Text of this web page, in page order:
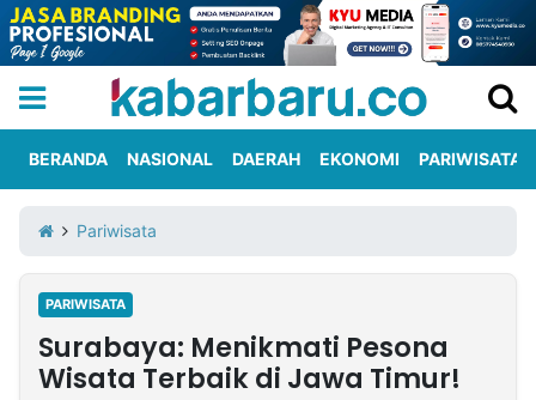
Iklan
Berita
Kami
Nasional
International
Olahraga
Entertainment
Daerah
Pariwisata
Kuliner
Kolom
BERANDA NASIONAL DAERAH EKONOMI PARIWISATA
Pariwisata
PARIWISATA
Surabaya: Menikmati Pesona
Wisata Terbaik di Jawa Timur!